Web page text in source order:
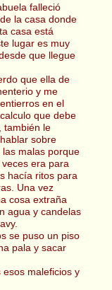
falleció
la casa donde
casa está
lugar es muy
que llegue
que ella de
y me
en el
que debe
también le
sobre
malas porque
era para
hacía ritos para
Una vez
cosa extraña
agua y candelas
se puso un piso
pala y sacar
maleficios y